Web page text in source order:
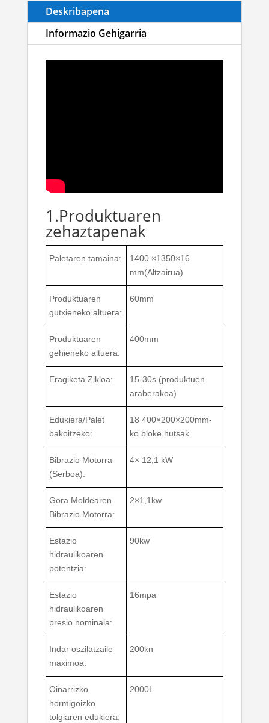
Deskribapena
Informazio Gehigarria
1.Produktuaren
zehaztapenak
Paletaren tamaina:
1400 ×1350×16
mm(Altzairua)
Produktuaren
gutxieneko altuera:
60mm
Produktuaren
gehieneko altuera:
400mm
Eragiketa Zikloa:
15-30s (produktuen
araberakoa)
Edukiera/Palet
bakoitzeko:
18 400×200×200mm-
ko bloke hutsak
Bibrazio Motorra
(Serboa):
4× 12,1 kW
Gora Moldearen
Bibrazio Motorra:
2×1,1kw
Estazio
hidraulikoaren
potentzia:
90kw
Estazio
hidraulikoaren
presio nominala:
16mpa
Indar oszilatzaile
maximoa:
200kn
Oinarrizko
hormigoizko
tolgiaren edukiera:
2000L